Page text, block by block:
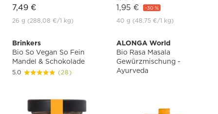
7,49 €
26 g (288,08 €/1 kg)
1,95 € -30 %
40 g (48,75 €/1 kg)
Brinkers
Bio So Vegan So Fein
Mandel & Schokolade
5.0 (28)
ALONGA World
Bio Rasa Masala
Gewürzmischung -
Ayurveda